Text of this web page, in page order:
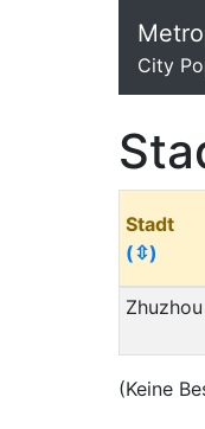
City
Stadt
(⇳)
Zhuzhou
(Keine